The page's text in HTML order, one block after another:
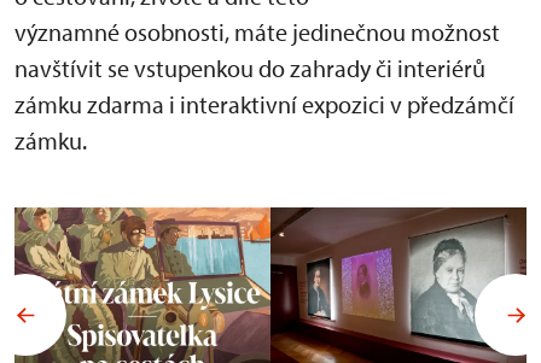
významné osobnosti, máte jedinečnou možnost
navštívit se vstupenkou do zahrady či interiérů
zámku zdarma i interaktivní expozici v předzámčí
zámku.